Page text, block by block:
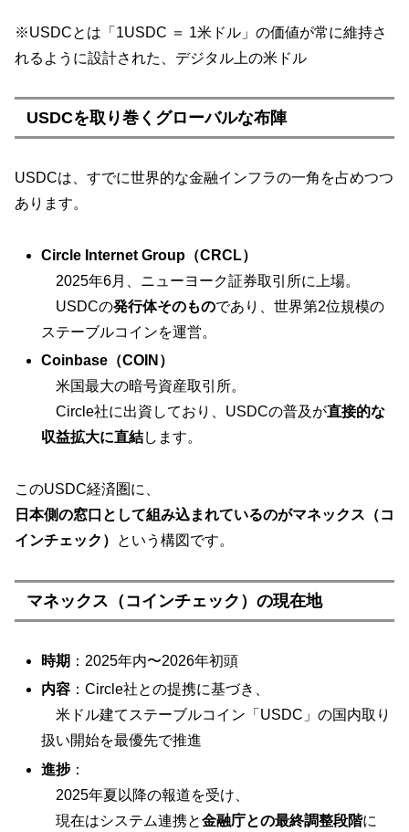
※USDCとは「1USDC ＝ 1米ドル」の価値が常に維持さ
れるように設計された、デジタル上の米ドル
USDCを取り巻くグローバルな布陣
USDCは、すでに世界的な金融インフラの一角を占めつつ
あります。
Circle Internet Group（CRCL）
2025年6月、ニューヨーク証券取引所に上場。
USDCの発行体そのものであり、世界第2位規模の
ステーブルコインを運営。
Coinbase（COIN）
米国最大の暗号資産取引所。
Circle社に出資しており、USDCの普及が直接的な
収益拡大に直結します。
このUSDC経済圏に、
日本側の窓口として組み込まれているのがマネックス（コ
インチェック）
という構図です。
マネックス（コインチェック）の現在地
時期 ：2025年内〜2026年初頭
内容 ：Circle社との提携に基づき、
米ドル建てステーブルコイン「USDC」の国内取り
扱い開始を最優先で推進
進捗：
2025年夏以降の報道を受け、
現在はシステム連携と金融庁との最終調整段階に